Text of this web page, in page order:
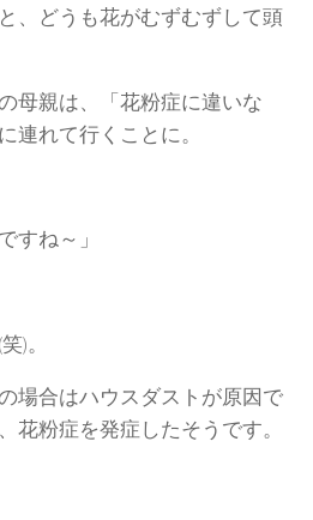
、どうも花がむずむずして頭
母親は、「花粉症に違いな
連れて行くことに。
すね～」
)。
場合はハウスダストが原因で
花粉症を発症したそうです。